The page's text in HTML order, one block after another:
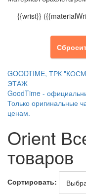
{{wrist}}
GOODTIME, ТРК
ЭТАЖ
GoodTime -
Только оригинальные
ценам.
Orient
товаров
Сортировать: